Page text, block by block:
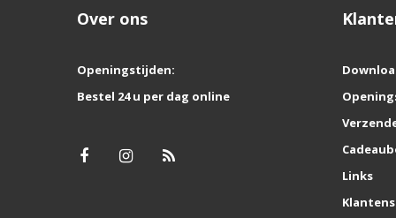
Over ons
Openingstijden:
Bestel 24 u per dag online
Links